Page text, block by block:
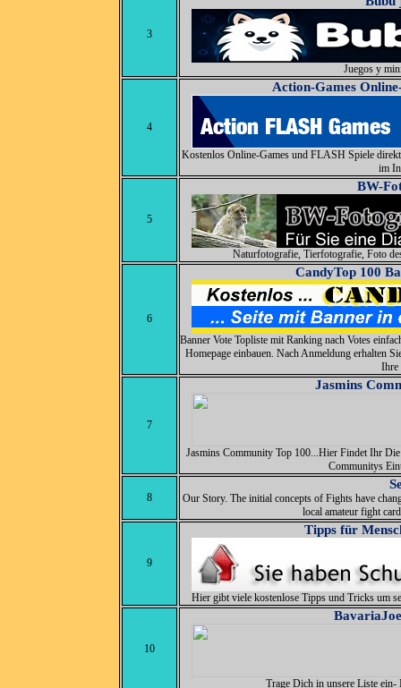
3
Juegos y
4
Action-Games
Kostenlos Online-Games und FLASH Spiele
im
5
BW-
Naturfotografie, Tierfotografie, Foto
6
CandyTop 100
Banner Vote Topliste mit Ranking nach Votes
Homepage einbauen. Nach Anmeldung erhalten
Ihre
7
Jasmins
Jasmins Community Top 100...Hier Findet Ihr
Communitys
8
Our Story. The initial concepts of Fights have
local amateur fight
9
Tipps für
Hier gibt viele kostenlose Tipps und Tricks um
10
Trage Dich in unsere Liste